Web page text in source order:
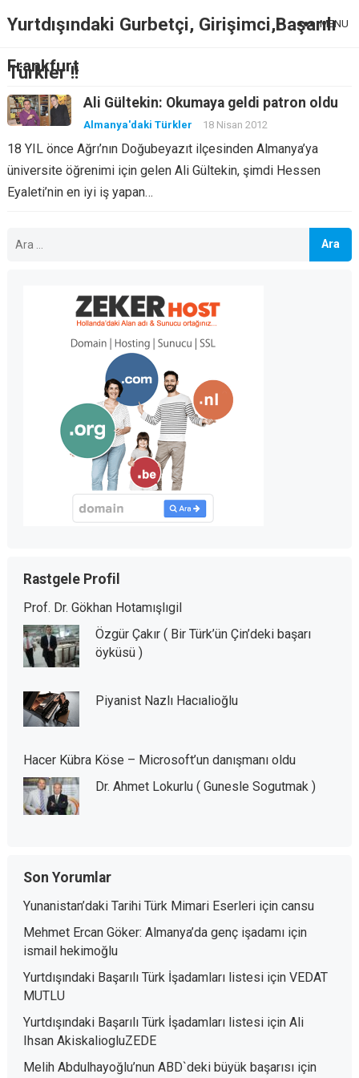
Yurtdışındaki Gurbetçi, Girişimci,Başarılı
Türkler !!
MENU
Frankfurt
Ali Gültekin: Okumaya geldi patron oldu
Almanya'daki Türkler 18 Nisan 2012
18 YIL önce Ağrı’nın Doğubeyazıt ilçesinden Almanya’ya
üniversite öğrenimi için gelen Ali Gültekin, şimdi Hessen
Eyaleti’nin en iyi iş yapan…
Rastgele Profil
Prof. Dr. Gökhan Hotamışlıgil
Özgür Çakır ( Bir Türk’ün Çin’deki başarı
öyküsü )
Piyanist Nazlı Hacıalioğlu
Hacer Kübra Köse – Microsoft’un danışmanı oldu
Dr. Ahmet Lokurlu ( Gunesle Sogutmak )
Son Yorumlar
Yunanistan’daki Tarihi Türk Mimari Eserleriiçin cansu
Mehmet Ercan Göker: Almanya’da genç işadamıiçin
ismail hekimoğlu
Yurtdışındaki Başarılı Türk İşadamları listesiiçin VEDAT
MUTLU
Yurtdışındaki Başarılı Türk İşadamları listesiiçin Ali
Ihsan AkiskaliogluZEDE
Melih Abdulhayoğlu’nun ABD`deki büyük başarısıiçin